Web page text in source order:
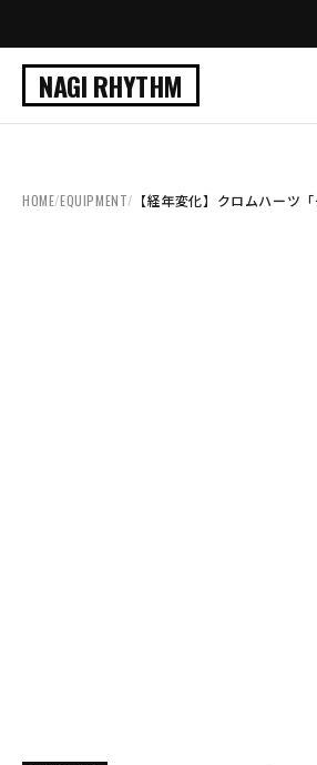
NAGI RHYTHM
HOME/EQUIPMENT/ 【経年変化】クロムハーツ